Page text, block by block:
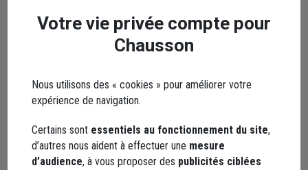
Caractéristiques
Votre vie privée compte pour
Chausson
Nous utilisons des « cookies » pour améliorer votre
expérience de navigation.
Certains sont essentiels au fonctionnement du site,
d’autres nous aident à effectuer une mesure
d’audience, à vous proposer des publicités ciblées